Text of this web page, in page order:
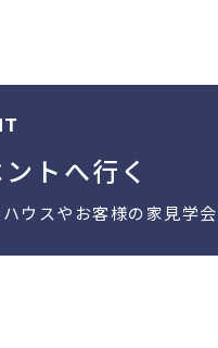
トへ行く
ウスやお客様の家見学会